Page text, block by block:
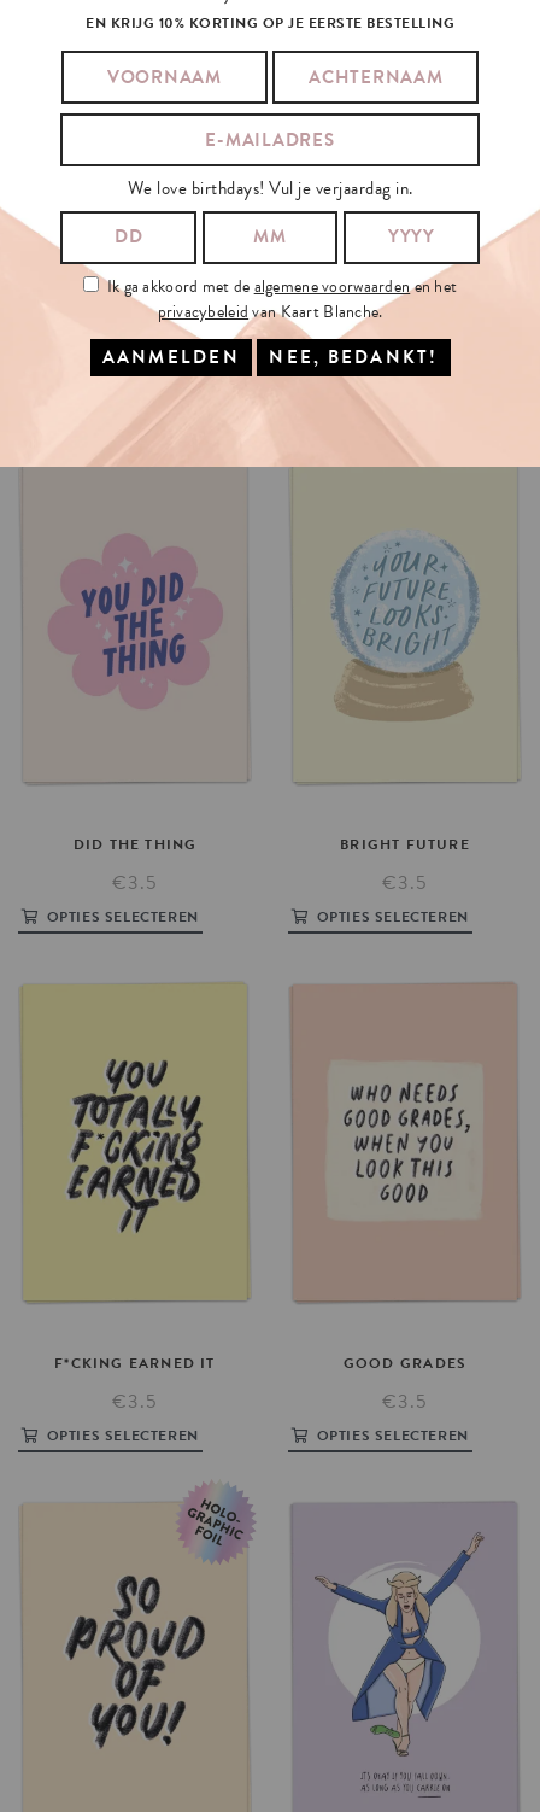
PASSED
€3.5
IN WINKELMAND
SO SO
€3.5
OPTIES SELECTEREN
DID THE THING
€3.5
OPTIES SELECTEREN
BRIGHT FUTURE
€3.5
OPTIES SELECTEREN
F*CKING EARNED IT
€3.5
OPTIES SELECTEREN
GOOD GRADES
€3.5
OPTIES SELECTEREN
EN KRIJG 10% KORTING OP JE EERSTE BESTELLING
We love birthdays! Vul je verjaardag in.
Ik ga akkoord met dealgemene voorwaardenen het
privacybeleidvan Kaart Blanche.